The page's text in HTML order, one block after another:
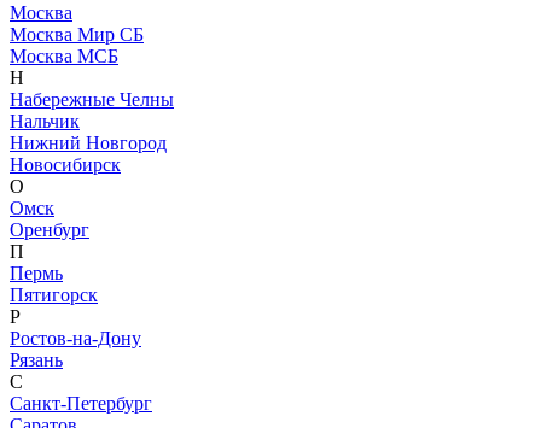
Москва
Москва Мир СБ
Москва МСБ
Н
Набережные Челны
Нальчик
Нижний Новгород
Новосибирск
О
Омск
Оренбург
П
Пермь
Пятигорск
Р
Ростов-на-Дону
Рязань
С
Санкт-Петербург